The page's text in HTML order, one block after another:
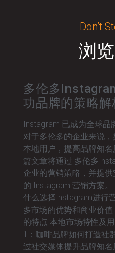
Don’t
浏
多伦多
功品牌的策略
Instagram 已成为全球品
对于多伦多的企业来说，
本地用户，提高品牌知
篇文章将通过 多伦多
企业的营销策略，并提
的 Instagram 营销方案
什么选择Instagram进行
多市场的优势和商业价
的特点 本地市场特性及
1：咖啡品牌如何打造社
过社交媒体提升品牌知